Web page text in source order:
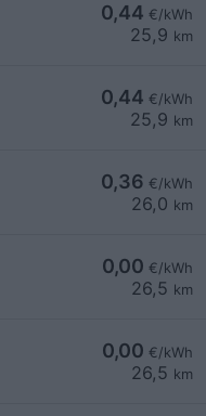
0,44 €/kWh
25,9 km
0,44 €/kWh
25,9 km
0,36 €/kWh
26,0 km
0,00 €/kWh
26,5 km
0,00 €/kWh
26,5 km